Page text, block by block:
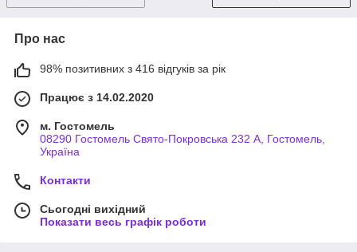
Про нас
98% позитивних з 416 відгуків за рік
Працює з 14.02.2020
м. Гостомель
08290 Гостомель Свято-Покровська 232 А, Гостомель,
Україна
Контакти
Сьогодні вихідний
Показати весь графік роботи